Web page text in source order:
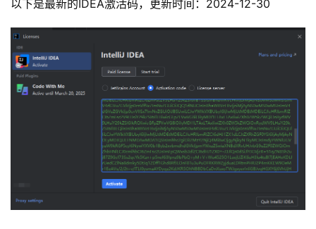
以下是最新的IDEA激活码，更新时间：2024-12-30